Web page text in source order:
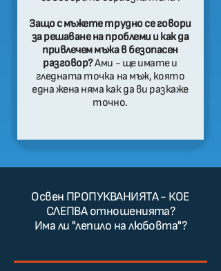
Защо с мъжете трудно се говори
за решаване на проблеми и как да
привлечем мъжа в безопасен
разговор?Ами - ще имате и
гледната точка на мъж, която
една жена няма как да ви разкаже
точно.
Освен ПРОПУКВАНИЯТА - КОЕ
СЛЕПВА отношенията?
Има ли "лепило на любовта"?